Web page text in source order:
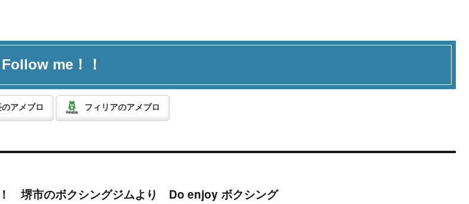
me！！
アメブロ フィリアのアメブロ
堺市のボクシングジムより Do enjoy ボクシング